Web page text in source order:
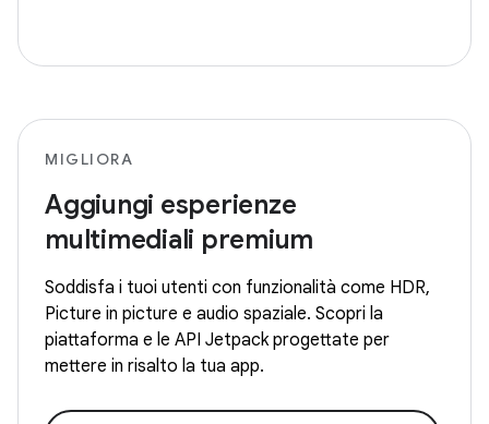
MIGLIORA
Aggiungi esperienze
multimediali premium
Soddisfa i tuoi utenti con funzionalità come HDR,
Picture in picture e audio spaziale. Scopri la
piattaforma e le API Jetpack progettate per
mettere in risalto la tua app.